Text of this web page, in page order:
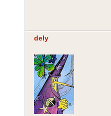
dely